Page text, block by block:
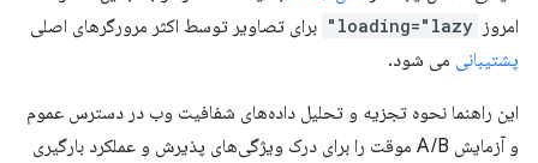
امروز loading="lazy"
برای تصاویر توسط اکثر مرورگرهای اصلی
پشتیبانی می شود.
این راهنما نحوه تجزیه و تحلیل داده‌های شفافیت وب در دسترس عموم
و آزمایش A/B موقت را برای درک ویژگی‌های پذیرش و عملکرد بارگیری